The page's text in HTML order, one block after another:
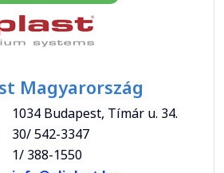
Magyarország
1034 Budapest, Tímár u. 34.
30/ 542-3347
1/ 388-1550